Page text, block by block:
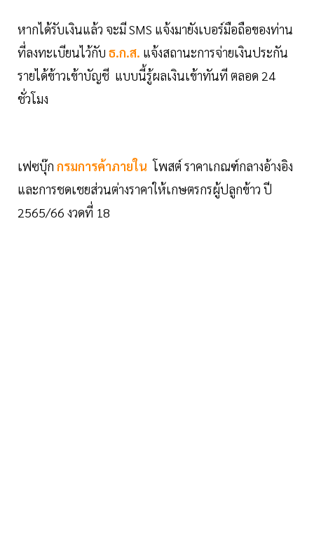
หากได้รับเงินแล้ว จะมี SMS แจ้งมายังเบอร์มือถือของท่าน
ที่ลงทะเบียนไว้กับ ธ.ก.ส. แจ้งสถานะการจ่ายเงินประกัน
รายได้ข้าวเข้าบัญชี แบบนี้รู้ผลเงินเข้าทันที ตลอด 24
ชั่วโมง
เฟซบุ๊ก กรมการค้าภายใน โพสต์ ราคาเกณฑ์กลางอ้างอิง
และการชดเชยส่วนต่างราคาให้เกษตรกรผู้ปลูกข้าว ปี
2565/66 งวดที่ 18